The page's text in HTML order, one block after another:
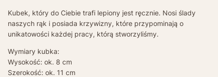
Kubek, który do Ciebie trafi lepiony jest ręcznie. Nosi ślady
naszych rąk i posiada krzywizny, które przypominają o
unikatowości każdej pracy, którą stworzyliśmy.
Wymiary kubka:
Wysokość: ok. 8 cm
Szerokość: ok. 11 cm